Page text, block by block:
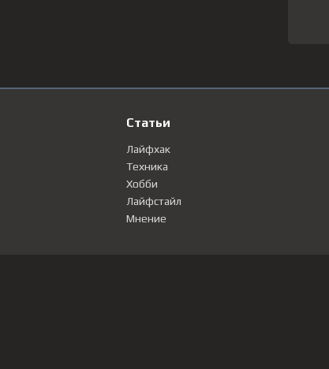
Статьи
Лайфхак
Техника
Хобби
Лайфстайл
Мнение